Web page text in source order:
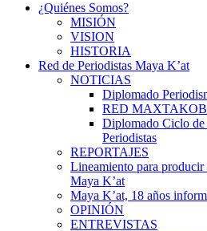
¿Quiénes Somos?
MISIÓN
VISION
HISTORIA
Red de Periodistas Maya K’at
NOTICIAS
Diplomado
RED
Diplomado Ciclo
Periodistas
REPORTAJES
Lineamiento para
Maya K’at
Maya K’at, 18 años
OPINIÓN
ENTREVISTAS